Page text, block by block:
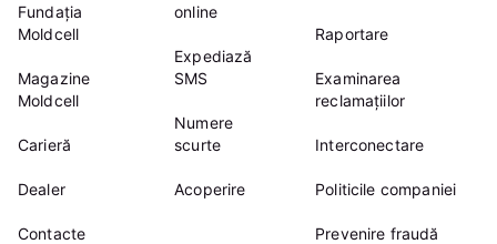
Fundația
Moldcell
Magazine
Moldcell
Carieră
Dealer
Contacte
online
Expediază
SMS
Numere
scurte
Acoperire
Raportare
Examinarea
reclamațiilor
Interconectare
Politicile companiei
Prevenire fraudă